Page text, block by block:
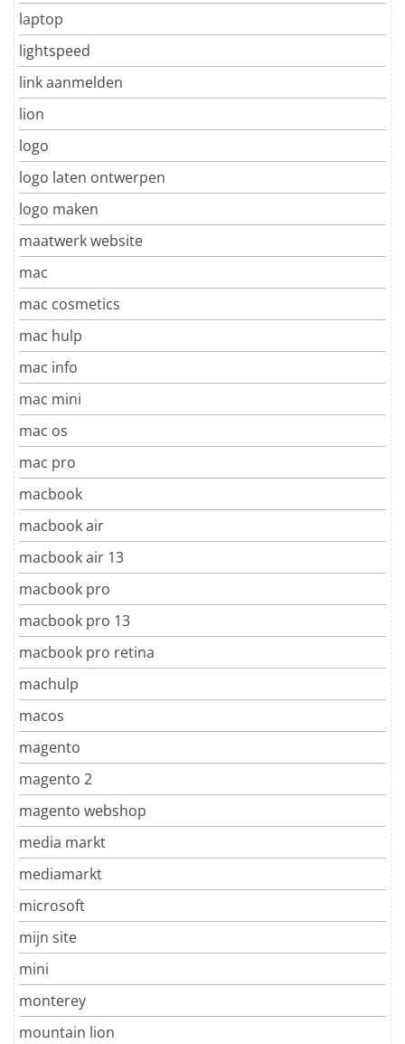
laptop
lightspeed
link aanmelden
lion
logo
logo laten ontwerpen
logo maken
maatwerk website
mac
mac cosmetics
mac hulp
mac info
mac mini
mac os
mac pro
macbook
macbook air
macbook air 13
macbook pro
macbook pro 13
macbook pro retina
machulp
macos
magento
magento 2
magento webshop
media markt
mediamarkt
microsoft
mijn site
mini
monterey
mountain lion